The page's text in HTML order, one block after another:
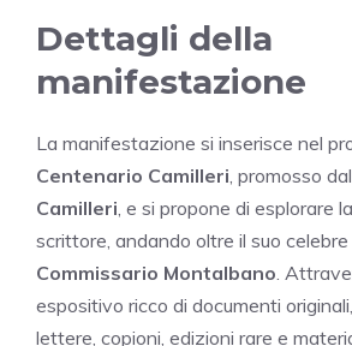
Dettagli della
manifestazione
La manifestazione si inserisce nel
Centenario Camilleri, promosso dal
Camilleri, e si propone di esplorare
scrittore, andando oltre il suo
Commissario Montalbano.
espositivo ricco di documenti
lettere, copioni, edizioni rare e